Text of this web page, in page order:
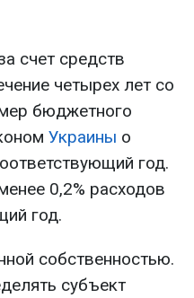
счет средств
четырех лет со
бюджетного
Украины о
год.
0,2% расходов
год.
собственностью.
субъект